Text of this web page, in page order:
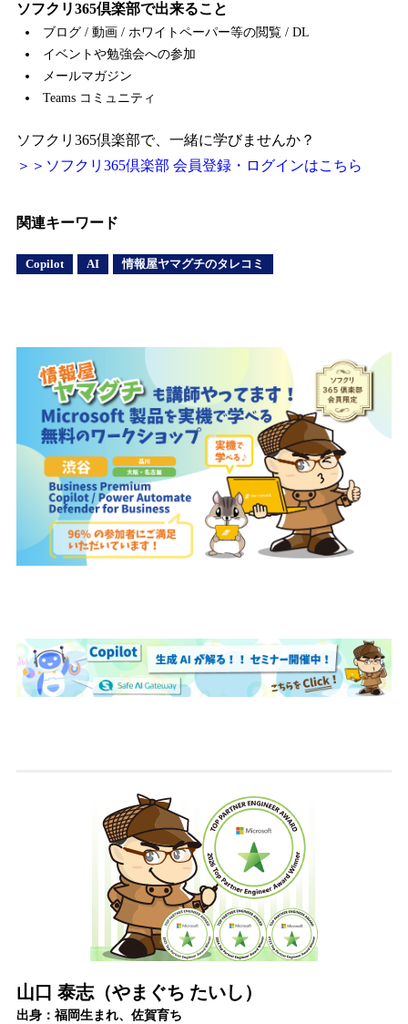
ソフクリ365倶楽部で出来ること
ブログ / 動画 / ホワイトペーパー等の閲覧 / DL
イベントや勉強会への参加
メールマガジン
Teams コミュニティ
ソフクリ365倶楽部で、一緒に学びませんか？
＞＞ソフクリ365倶楽部 会員登録・ログインはこちら
関連キーワード
Copilot AI 情報屋ヤマグチのタレコミ
山口 泰志（やまぐち たいし）
出身：福岡生まれ、佐賀育ち